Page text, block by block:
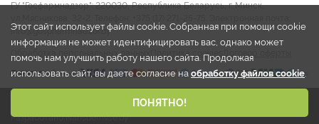
ГУ "Госфармнадзор": 220030, Республика Беларусь, г. Минск,
info@gospharmnadzor.by
Обработка персональных данных Политика cookies
2026 © ООО "Аптека групп Центр"
Разработано Narisuemvse.by
Этот сайт использует файлы cookie. Собранная при помощи cookie
информация не может идентифицировать вас, однако может
помочь нам улучшить работу нашего сайта. Продолжая
использовать сайт, вы даете согласие на обработку файлов cookie.
ПОНЯТНО!